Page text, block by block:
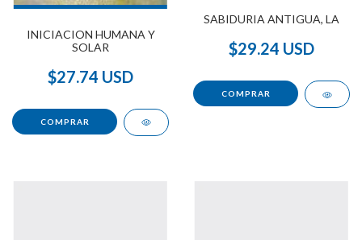
INICIACION HUMANA Y
SOLAR
$27.74 USD
SABIDURIA ANTIGUA, LA
$29.24 USD